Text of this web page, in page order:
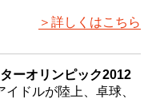
＞詳しくはこちら
ーオリンピック2012
ドルが陸上、卓球、